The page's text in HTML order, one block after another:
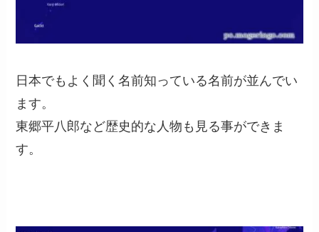
日本でもよく聞く名前知っている名前が並んでい
ます。
東郷平八郎など歴史的な人物も見る事ができま
す。